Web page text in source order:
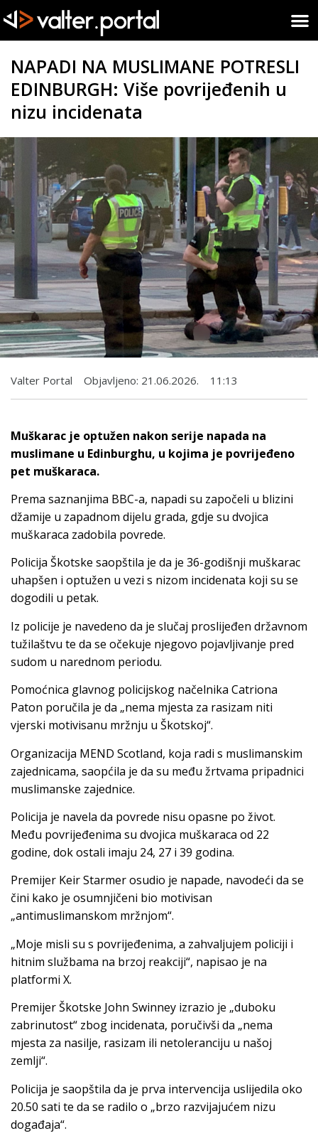
NAPADI NA MUSLIMANE POTRESLI
EDINBURGH: Više povrijeđenih u
nizu incidenata
Valter Portal Objavljeno: 21.06.2026. 11:13
Muškarac je optužen nakon serije napada na
muslimane u Edinburghu, u kojima je povrijeđeno
pet muškaraca.
Prema saznanjima BBC-a, napadi su započeli u blizini
džamije u zapadnom dijelu grada, gdje su dvojica
muškaraca zadobila povrede.
Policija Škotske saopštila je da je 36-godišnji muškarac
uhapšen i optužen u vezi s nizom incidenata koji su se
dogodili u petak.
Iz policije je navedeno da je slučaj proslijeđen državnom
tužilaštvu te da se očekuje njegovo pojavljivanje pred
sudom u narednom periodu.
Pomoćnica glavnog policijskog načelnika Catriona
Paton poručila je da „nema mjesta za rasizam niti
vjerski motivisanu mržnju u Škotskoj“.
Organizacija MEND Scotland, koja radi s muslimanskim
zajednicama, saopćila je da su među žrtvama pripadnici
muslimanske zajednice.
Policija je navela da povrede nisu opasne po život.
Među povrijeđenima su dvojica muškaraca od 22
godine, dok ostali imaju 24, 27 i 39 godina.
Premijer Keir Starmer osudio je napade, navodeći da se
čini kako je osumnjičeni bio motivisan
„antimuslimanskom mržnjom“.
„Moje misli su s povrijeđenima, a zahvaljujem policiji i
hitnim službama na brzoj reakciji“, napisao je na
platformi X.
Premijer Škotske John Swinney izrazio je „duboku
zabrinutost“ zbog incidenata, poručivši da „nema
mjesta za nasilje, rasizam ili netoleranciju u našoj
zemlji“.
Policija je saopštila da je prva intervencija uslijedila oko
20.50 sati te da se radilo o „brzo razvijajućem nizu
događaja“.